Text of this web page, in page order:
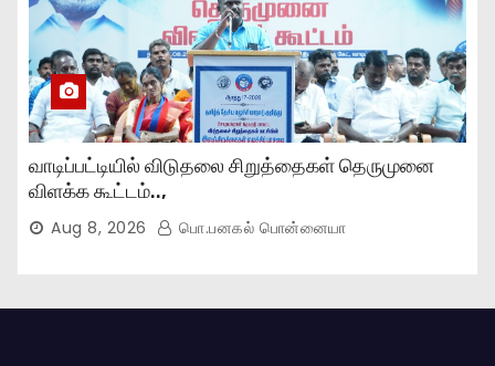
வாடிப்பட்டியில் விடுதலை சிறுத்தைகள் தெருமுனை
விளக்க கூட்டம்..,
Aug 8, 2026 பொ.பனகல் பொன்னையா